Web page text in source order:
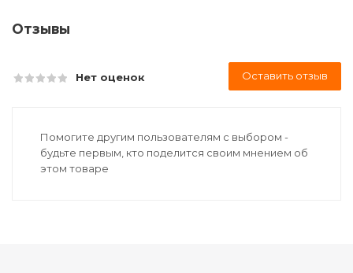
Отзывы
Нет оценок Оставить отзыв
Помогите другим пользователям с выбором -
будьте первым, кто поделится своим мнением об
этом товаре